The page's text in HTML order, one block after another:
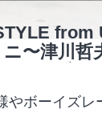
from
〜津川哲
ミニ編」
ボーイズレ